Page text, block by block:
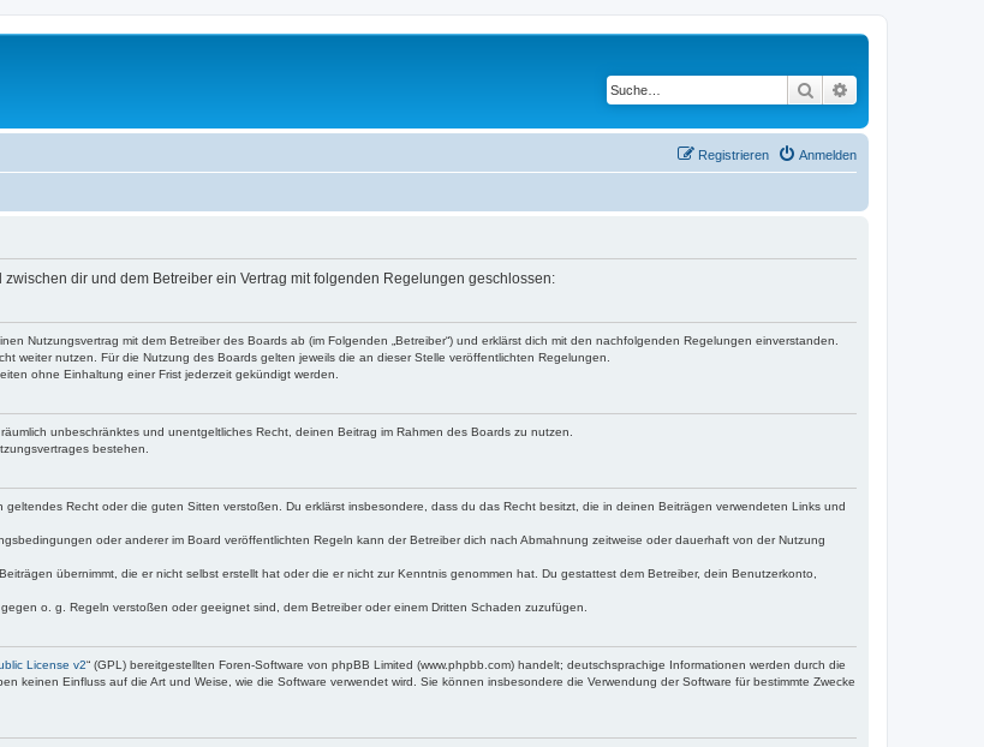
Suche
Anmelden
Registrieren
zwischen dir und dem Betreiber ein Vertrag mit folgenden Regelungen geschlossen:
Nutzungsvertrag mit dem Betreiber des Boards ab (im Folgenden „Betreiber“) und erklärst dich mit den nachfolgenden Regelungen einverstanden.
weiter nutzen. Für die Nutzung des Boards gelten jeweils die an dieser Stelle veröffentlichten Regelungen.
ohne Einhaltung einer Frist jederzeit gekündigt werden.
unbeschränktes und unentgeltliches Recht, deinen Beitrag im Rahmen des Boards zu nutzen.
bestehen.
Recht oder die guten Sitten verstoßen. Du erklärst insbesondere, dass du das Recht besitzt, die in deinen Beiträgen verwendeten Links und
oder anderer im Board veröffentlichten Regeln kann der Betreiber dich nach Abmahnung zeitweise oder dauerhaft von der Nutzung
übernimmt, die er nicht selbst erstellt hat oder die er nicht zur Kenntnis genommen hat. Du gestattest dem Betreiber, dein Benutzerkonto,
o. g. Regeln verstoßen oder geeignet sind, dem Betreiber oder einem Dritten Schaden zuzufügen.
License v2“ (GPL) bereitgestellten Foren-Software von phpBB Limited (www.phpbb.com) handelt; deutschsprachige Informationen werden durch die
keinen Einfluss auf die Art und Weise, wie die Software verwendet wird. Sie können insbesondere die Verwendung der Software für bestimmte Zwecke